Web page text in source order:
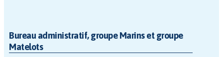
Bureau administratif, groupe Marins et groupe
Matelots